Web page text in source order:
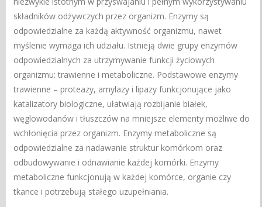
składników odżywczych przez organizm. Enzymy są
odpowiedzialne za każdą aktywność organizmu, nawet
myślenie wymaga ich udziału. Istnieją dwie grupy enzymów
odpowiedzialnych za utrzymywanie funkcji życiowych
organizmu: trawienne i metaboliczne. Podstawowe enzymy
trawienne – proteazy, amylazy i lipazy funkcjonujące jako
katalizatory biologiczne, ułatwiają rozbijanie białek,
węglowodanów i tłuszczów na mniejsze elementy możliwe do
wchłonięcia przez organizm. Enzymy metaboliczne są
odpowiedzialne za nadawanie struktur komórkom oraz
odbudowywanie i odnawianie każdej komórki. Enzymy
metaboliczne funkcjonują w każdej komórce, organie czy
tkance i potrzebują stałego uzupełniania.